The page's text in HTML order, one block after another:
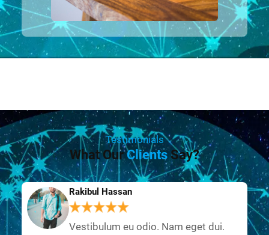
Testimonials
What OurClients Say?
Rakibul Hassan
Vestibulum eu odio. Nam eget dui.